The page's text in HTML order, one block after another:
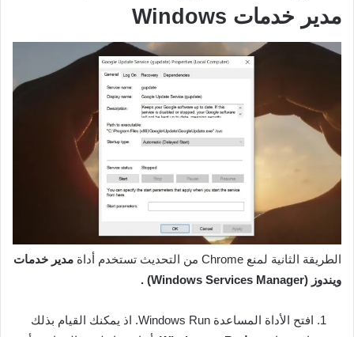
مدير خدمات Windows
الطريقة الثانية لمنع Chrome من التحديث تستخدم أداة
مدير خدمات
ويندوز (WindowsServices Manager) .
افتح الأداة المساعدة Windows Run. اذ يمكنك القيام بذلك